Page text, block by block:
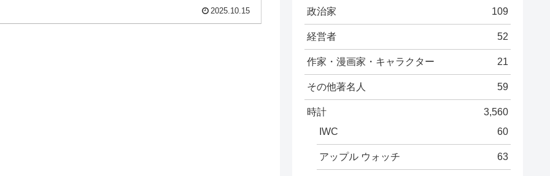
2025.10.15 政治家 109
経営者 52
作家・漫画家・キャラクター 21
その他著名人 59
時計
3,560
IWC
60
アップル ウォッチ 63